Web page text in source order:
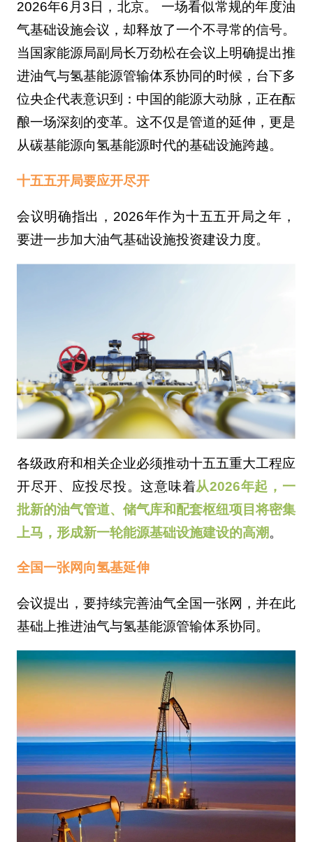
2026年6月3日，北京。 一场看似常规的年度油
气基础设施会议，却释放了一个不寻常的信号。
当国家能源局副局长万劲松在会议上明确提出推
进油气与氢基能源管输体系协同的时候，台下多
位央企代表意识到：中国的能源大动脉，正在酝
酿一场深刻的变革。这不仅是管道的延伸，更是
从碳基能源向氢基能源时代的基础设施跨越。
十五五开局要应开尽开
会议明确指出，2026年作为十五五开局之年，
要进一步加大油气基础设施投资建设力度。
各级政府和相关企业必须推动十五五重大工程应
开尽开、应投尽投。这意味着从2026年起，一
批新的油气管道、储气库和配套枢纽项目将密集
上马，形成新一轮能源基础设施建设的高潮。
全国一张网向氢基延伸
会议提出，要持续完善油气全国一张网，并在此
基础上推进油气与氢基能源管输体系协同。